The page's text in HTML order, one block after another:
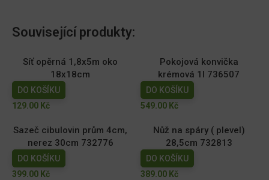
Související produkty:
Síť opěrná 1,8x5m oko
18x18cm
DO KOŠÍKU
129.00 Kč
Pokojová konvička
krémová 1l 736507
DO KOŠÍKU
549.00 Kč
Sazeč cibulovin prům 4cm,
nerez 30cm 732776
DO KOŠÍKU
399.00 Kč
Nůž na spáry ( plevel)
28,5cm 732813
DO KOŠÍKU
389.00 Kč